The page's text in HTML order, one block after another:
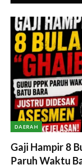
DAERAH
Gaji Hampir 8
Paruh Waktu